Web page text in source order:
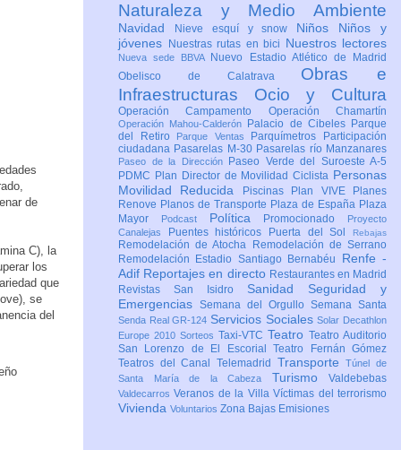
de
C), la
los
que
se
del
Naturaleza y Medio Ambiente
Navidad Nieve esquí y snow Niños Niños y
jóvenes
Nuestras rutas en bici Nuestros lectores
Nueva sede BBVA
Nuevo Estadio Atlético de Madrid
Obelisco de Calatrava Obras e
Infraestructuras Ocio y Cultura
Operación Campamento Operación Chamartín
Operación Mahou-Calderón Palacio de Cibeles Parque
del Retiro
Parque Ventas Parquímetros
Participación
ciudadana Pasarelas M-30 Pasarelas río Manzanares
Paseo de la Dirección
Paseo Verde del Suroeste A-5
PDMC Plan Director de Movilidad Ciclista Personas
Movilidad Reducida
Piscinas Plan VIVE
Planes
Renove Planos de Transporte Plaza de España Plaza
Mayor
Podcast Política Promocionado
Proyecto
Canalejas
Puentes históricos Puerta del Sol Rebajas
Remodelación de Atocha
Remodelación de Serrano
Remodelación Estadio Santiago Bernabéu Renfe -
Adif Reportajes en directo Restaurantes en Madrid
Revistas San Isidro Sanidad Seguridad y
Emergencias Semana del Orgullo Semana Santa
Senda Real GR-124 Servicios SocialesSolar Decathlon
Europe 2010 Sorteos Taxi-VTC Teatro Teatro Auditorio
San Lorenzo de El EscorialTeatro Fernán Gómez
Teatros del Canal Telemadrid TransporteTúnel de
Santa María de la Cabeza Turismo Valdebebas
ValdecarrosVeranos de la VillaVíctimas del terrorismo
Vivienda Voluntarios Zona Bajas Emisiones